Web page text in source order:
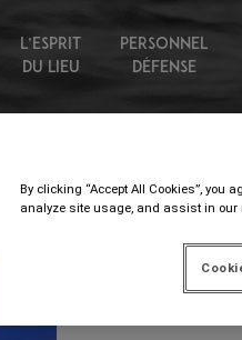
L’ESPRIT
DU LIEU
PERSONNEL
DÉFENSE
By clicking “Accept All Cookies”, you
analyze site usage, and assist in our